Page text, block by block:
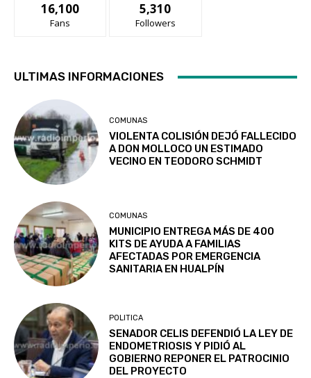
16,100
Fans
5,310
Followers
ULTIMAS INFORMACIONES
COMUNAS
VIOLENTA COLISIÓN DEJÓ FALLECIDO
A DON MOLLOCO UN ESTIMADO
VECINO EN TEODORO SCHMIDT
COMUNAS
MUNICIPIO ENTREGA MÁS DE 400
KITS DE AYUDA A FAMILIAS
AFECTADAS POR EMERGENCIA
SANITARIA EN HUALPÍN
POLITICA
SENADOR CELIS DEFENDIÓ LA LEY DE
ENDOMETRIOSIS Y PIDIÓ AL
GOBIERNO REPONER EL PATROCINIO
DEL PROYECTO